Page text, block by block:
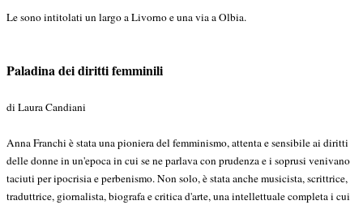
Le sono intitolati un largo a Livorno e una via a Olbia.
Paladina dei diritti femminili
di Laura Candiani
Anna Franchi è stata una pioniera del femminismo, attenta e sensibile ai diritti
delle donne in un'epoca in cui se ne parlava con prudenza e i soprusi venivano
taciuti per ipocrisia e perbenismo. Non solo, è stata anche musicista, scrittrice,
traduttrice, giornalista, biografa e critica d'arte, una intellettuale completa i cui